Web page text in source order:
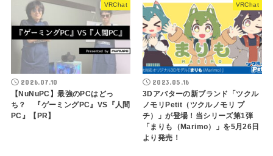
VRChat
2026.07.10
【NuNuPC】最強のPCはどっ
ち？ 『ゲーミングPC』VS『人間
PC』【PR】
VRChat
2023.05.16
3Dアバターの新ブランド「ツクル
ノモリPetit（ツクルノモリ プ
チ）」が登場！当シリーズ第1弾
「まりも（Marimo）」を5月26日
より発売！